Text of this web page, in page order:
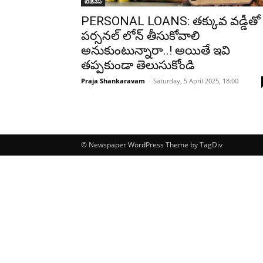
PERSONAL LOANS: తక్కువ వడ్డీతో
పర్సనల్ లోన్ తీసుకోవాలి
అనుకుంటున్నారా..! అయితే ఇవి
తప్పకుండా తెలుసుకోండి
Praja Shankaravam - Saturday, 5 April 2025, 18:00
© Newspaper WordPress Theme by TagDiv